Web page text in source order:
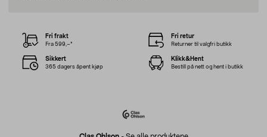
Fri frakt
Fra 599,–*
Fri retur
Returner til valgfri butikk
Sikkert
365 dagers åpent kjøp
Klikk&Hent
Bestill på nett og hent i butikk